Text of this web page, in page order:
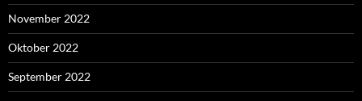
November 2022
Oktober 2022
September 2022